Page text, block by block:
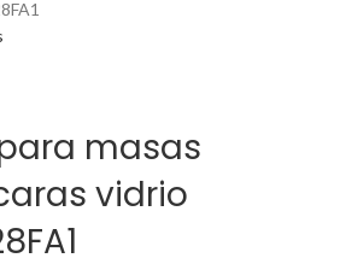
masas
vidrio